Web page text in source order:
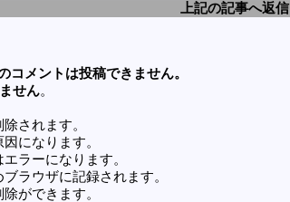
上記の記事へ返信
コメントは投稿できません。
せん。
されます。
になります。
ラーになります。
ラウザに記録されます。
ができます。